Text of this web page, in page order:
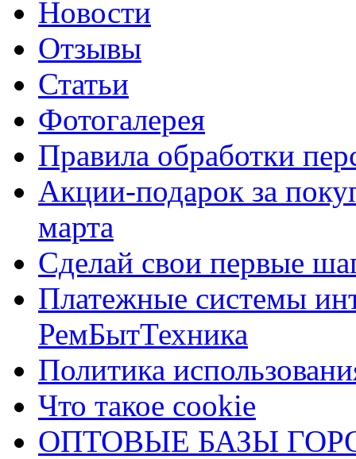
Новости
Отзывы
Статьи
Фотогалерея
Правила обработки
Акции-подарок за
марта
Сделай свои первые
Платежные системы
РемБытТехника
Политика
Что такое cookie
ОПТОВЫЕ БАЗЫ